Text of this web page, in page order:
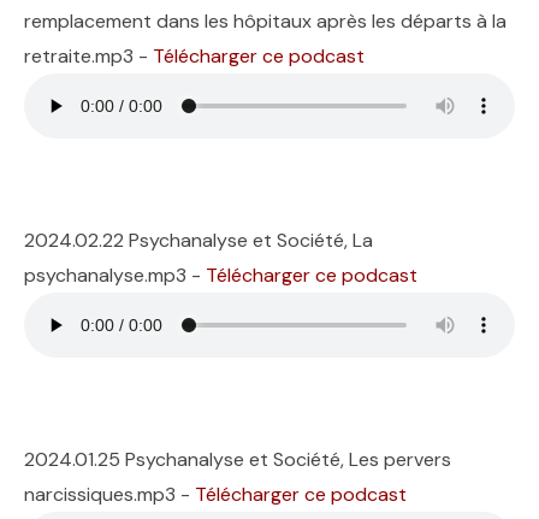
remplacement dans les hôpitaux après les départs à la
retraite.mp3 - Télécharger ce podcast
2024.02.22 Psychanalyse et Société, La
psychanalyse.mp3 - Télécharger ce podcast
2024.01.25 Psychanalyse et Société, Les pervers
narcissiques.mp3 - Télécharger ce podcast